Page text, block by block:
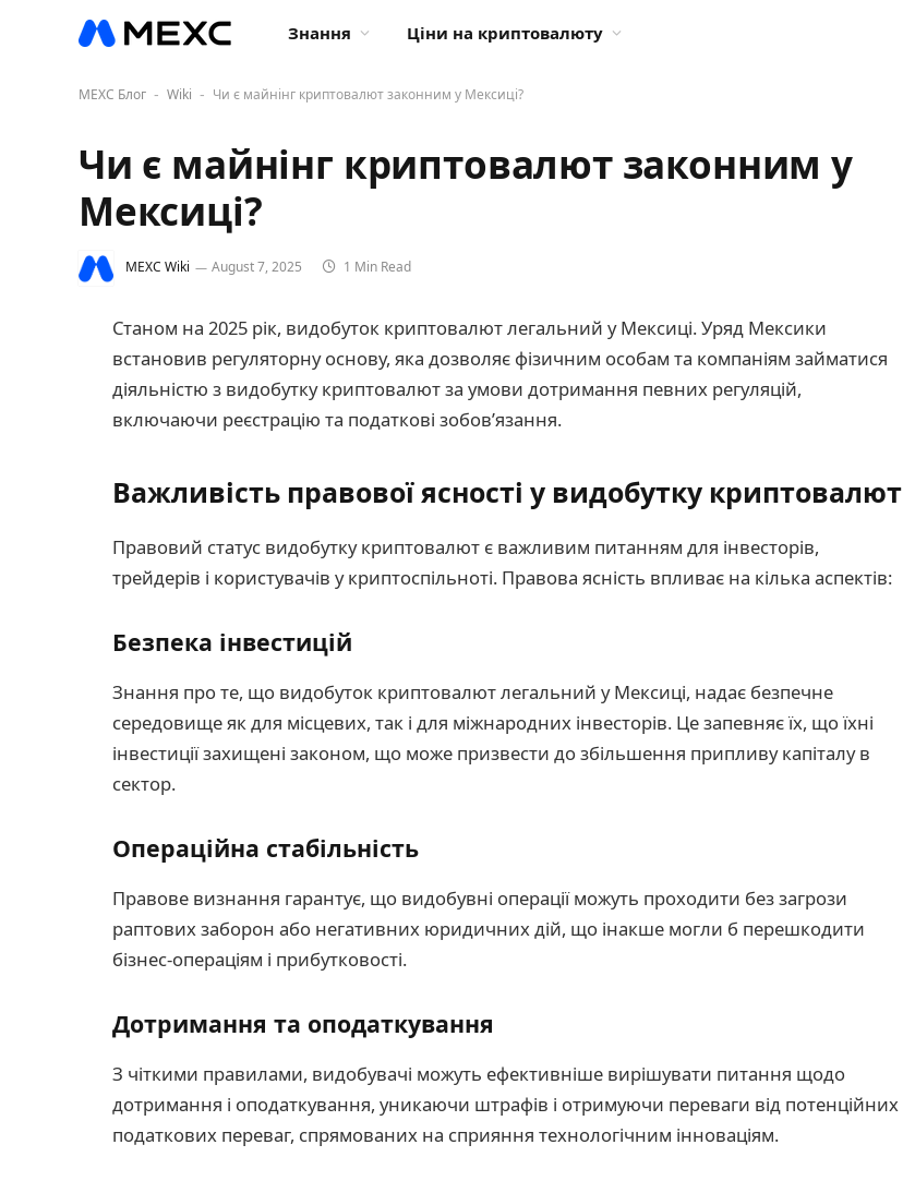
Знання Ціни на криптовалюту
MEXC Блог - Wiki - Чи є майнінг криптовалют законним у Мексиці?
Чи є майнінг криптовалют законним у
Мексиці?
MEXC Wiki August 7, 2025 1 Min Read
Станом на 2025 рік, видобуток криптовалют легальний у Мексиці. Уряд Мексики
встановив регуляторну основу, яка дозволяє фізичним особам та компаніям займатися
діяльністю з видобутку криптовалют за умови дотримання певних регуляцій,
включаючи реєстрацію та податкові зобов’язання.
Важливість правової ясності у видобутку криптовалют
Правовий статус видобутку криптовалют є важливим питанням для інвесторів,
трейдерів і користувачів у криптоспільноті. Правова ясність впливає на кілька аспектів:
Безпека інвестицій
Знання про те, що видобуток криптовалют легальний у Мексиці, надає безпечне
середовище як для місцевих, так і для міжнародних інвесторів. Це запевняє їх, що їхні
інвестиції захищені законом, що може призвести до збільшення припливу капіталу в
сектор.
Операційна стабільність
Правове визнання гарантує, що видобувні операції можуть проходити без загрози
раптових заборон або негативних юридичних дій, що інакше могли б перешкодити
бізнес-операціям і прибутковості.
Дотримання та оподаткування
З чіткими правилами, видобувачі можуть ефективніше вирішувати питання щодо
дотримання і оподаткування, уникаючи штрафів і отримуючи переваги від потенційних
податкових переваг, спрямованих на сприяння технологічним інноваціям.